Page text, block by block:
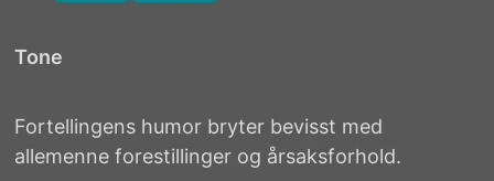
Tone
Fortellingens humor bryter bevisst med
allemenne forestillinger og årsaksforhold.